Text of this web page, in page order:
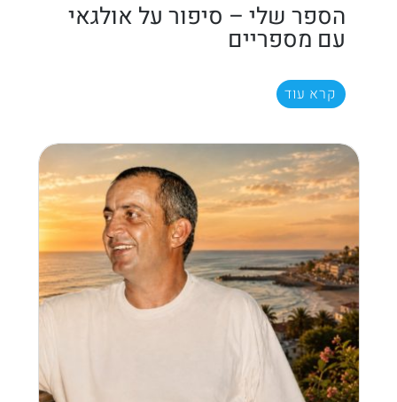
הספר שלי – סיפור על אולגאי
עם מספריים
קרא עוד